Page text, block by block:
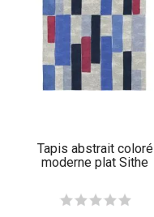
Tapis abstrait coloré
moderne plat Sithe